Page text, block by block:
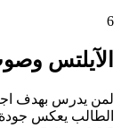
6
الآيلتس